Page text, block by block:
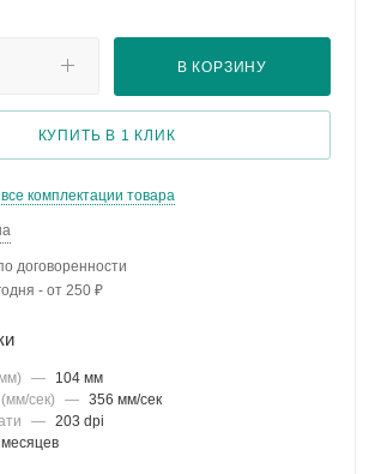
В КОРЗИНУ
КУПИТЬ В 1 КЛИК
комплектации товара
договоренности
- от 250 ₽
—
104 мм
сек)
— 356 мм/сек
— 203 dpi